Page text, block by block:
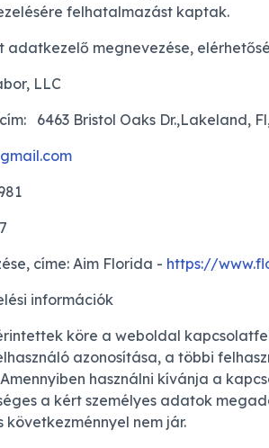
felhatalmazást kaptak.
adatkezelő megnevezése,
LLC
6463 Bristol Oaks Dr.,Lakeland, Fl,
címe: Aim Florida - https://
információk
köre a weboldal
azonosítása, a többi
használni kívánja a
a kért személyes adatok
következménnyel nem jár.